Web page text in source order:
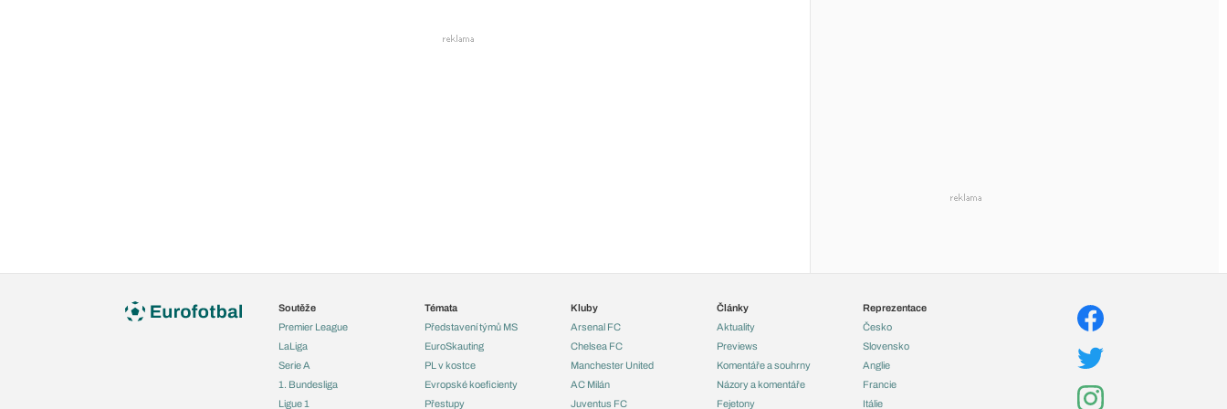
Soutěže
Premier League
LaLiga
Serie A
1. Bundesliga
Ligue 1
Témata
Představení týmů MS
EuroSkauting
PL v kostce
Evropské koeficienty
Přestupy
Kluby
Arsenal FC
Chelsea FC
Manchester United
AC Milán
Juventus FC
Články
Aktuality
Previews
Komentáře a souhrny
Názory a komentáře
Fejetony
Reprezentace
Česko
Slovensko
Anglie
Francie
Itálie